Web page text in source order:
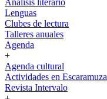
Análisis literario
Lenguas
Clubes de lectura
Talleres anuales
Agenda
+
Agenda cultural
Actividades en Escaramuza
Revista Intervalo